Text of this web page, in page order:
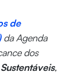
de
da Agenda
dos
,